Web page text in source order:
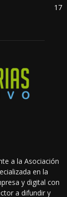
17
a la Asociación
en la
y digital con
a difundir y